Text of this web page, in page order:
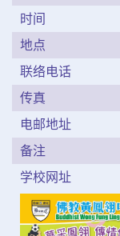
时间
地点
联络电话
传真
电邮地址
备注
学校网址